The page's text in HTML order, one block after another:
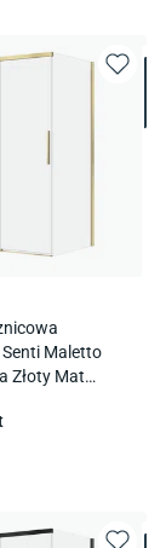
Maletto
Złoty Mat